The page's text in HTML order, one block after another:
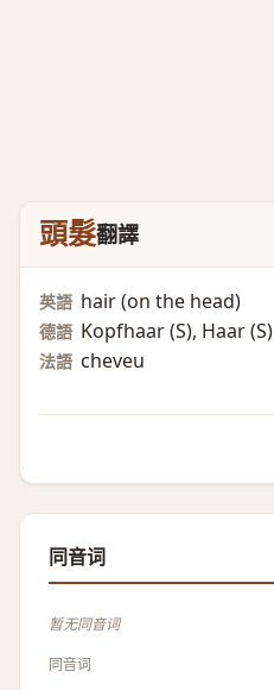
頭髮翻譯
英語 hair (on the head)​
德語 Kopfhaar (S)​, Haar (S)​
法語 cheveu
同音词
暂无同音词
同音词